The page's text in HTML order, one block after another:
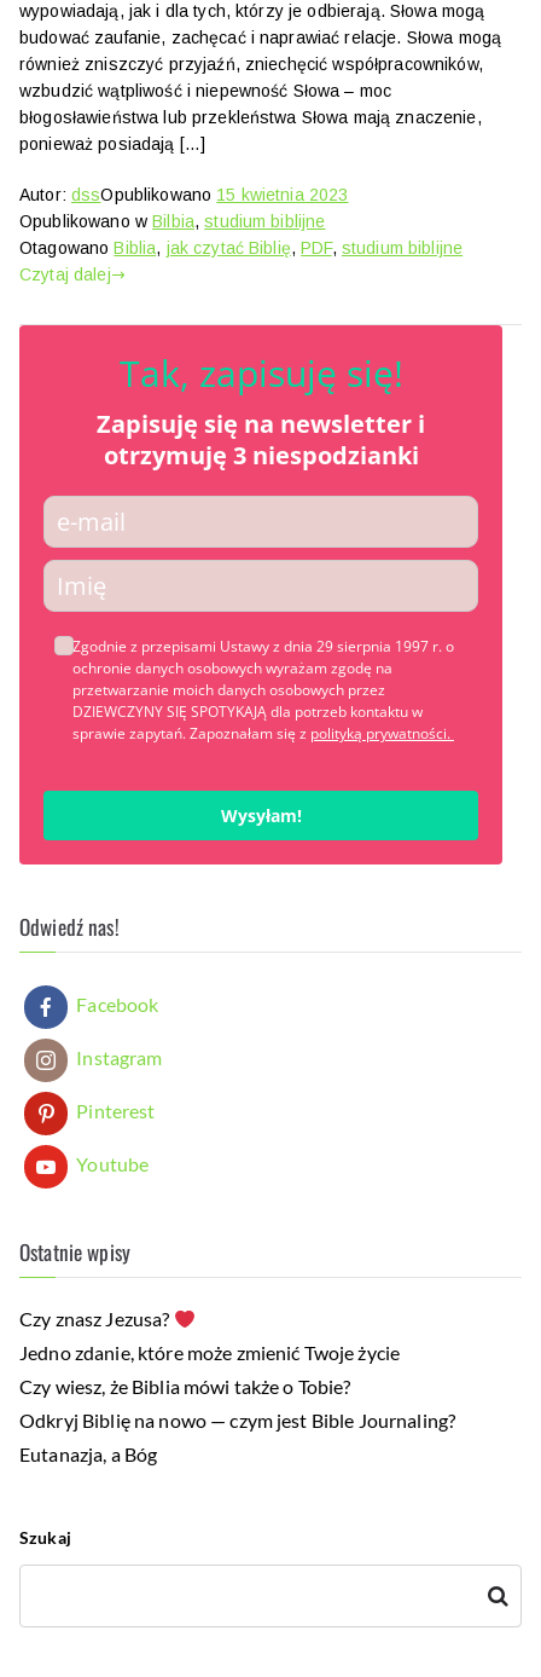
wypowiadają, jak i dla tych, którzy je odbierają. Słowa mogą
budować zaufanie, zachęcać i naprawiać relacje. Słowa mogą
również zniszczyć przyjaźń, zniechęcić współpracowników,
wzbudzić wątpliwość i niepewność Słowa – moc
błogosławieństwa lub przekleństwa Słowa mają znaczenie,
ponieważ posiadają […]
Autor: dssOpublikowano 15 kwietnia 2023
Opublikowano wBilbia,studium biblijne
OtagowanoBiblia, jak czytać Biblię,PDF, studium biblijne
Czytaj dalej
Tak, zapisuję się!
Zapisuję się na newsletter i
otrzymuję 3 niespodzianki
Zgodnie z przepisami Ustawy z dnia 29 sierpnia 1997 r. o
ochronie danych osobowych wyrażam zgodę na
przetwarzanie moich danych osobowych przez
DZIEWCZYNY SIĘ SPOTYKAJĄ dla potrzeb kontaktu w
sprawie zapytań. Zapoznałam się z polityką prywatności.
Wysyłam!
Odwiedź nas!
Facebook
Instagram
Pinterest
Youtube
Ostatnie wpisy
Czy znasz Jezusa?
Jedno zdanie, które może zmienić Twoje życie
Czy wiesz, że Biblia mówi także o Tobie?
Odkryj Biblię na nowo — czym jest Bible Journaling?
Eutanazja, a Bóg
Szukaj
Szukaj